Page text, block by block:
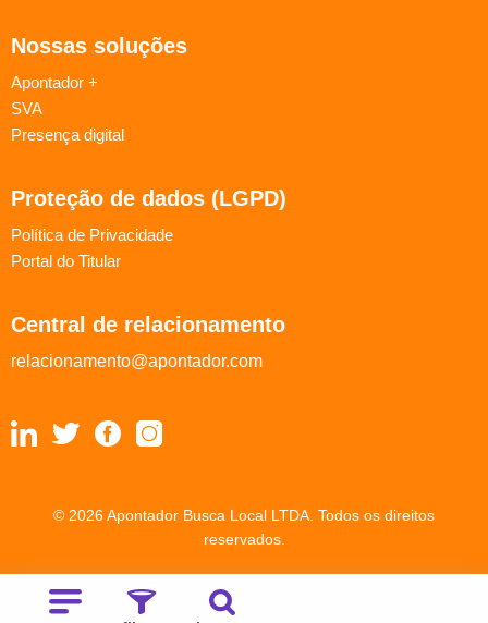
Nossas soluções
Apontador +
SVA
Presença digital
Proteção de dados (LGPD)
Política de Privacidade
Portal do Titular
Central de relacionamento
relacionamento@apontador.com
© 2026 Apontador Busca Local LTDA. Todos os direitos
reservados.